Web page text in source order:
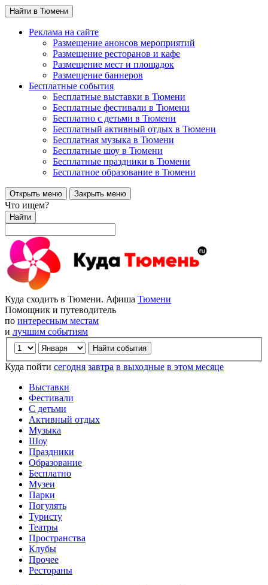
Найти в Тюмени
Реклама на сайте
Размещение анонсов мероприятий
Размещение ресторанов и кафе
Размещение мест и площадок
Размещение баннеров
Бесплатные события
Бесплатные выставки в Тюмени
Бесплатные фестивали в Тюмени
Бесплатно с детьми в Тюмени
Бесплатный активный отдых в Тюмени
Бесплатная музыка в Тюмени
Бесплатные шоу в Тюмени
Бесплатные праздники в Тюмени
Бесплатное образование в Тюмени
Открыть меню Закрыть меню
Что ищем?
Найти
Куда сходить в Тюмени. Афиша Тюмени
Помощник и путеводитель
по интересным местам
и лучшим событиям
Куда пойти сегодня завтра в выходные в этом месяце
Выставки
Фестивали
С детьми
Активный отдых
Музыка
Шоу
Праздники
Образование
Бесплатно
Музеи
Парки
Погулять
Туристу
Театры
Пространства
Клубы
Прочее
Рестораны